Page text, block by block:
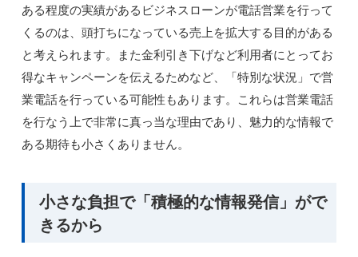
ある程度の実績があるビジネスローンが電話営業を行って
くるのは、頭打ちになっている売上を拡大する目的がある
と考えられます。また金利引き下げなど利用者にとってお
得なキャンペーンを伝えるためなど、「特別な状況」で営
業電話を行っている可能性もあります。これらは営業電話
を行なう上で非常に真っ当な理由であり、魅力的な情報で
ある期待も小さくありません。
小さな負担で「積極的な情報発信」がで
きるから